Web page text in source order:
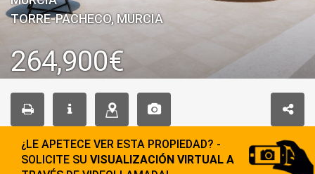
TORRE-PACHECO, MURCIA
264,900€
¿LE APETECE VER ESTA PROPIEDAD? -
SOLICITE SU VISUALIZACIÓN VIRTUAL A